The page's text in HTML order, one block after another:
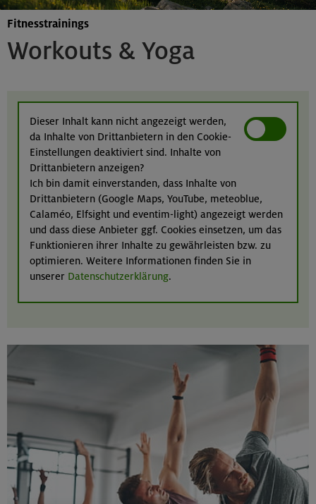
Workouts & Yoga
Fitnesstrainings
Dieser Inhalt kann nicht angezeigt werden,
da Inhalte von Drittanbietern in den Cookie-
Einstellungen deaktiviert sind. Inhalte von
Drittanbietern anzeigen?
Ich bin damit einverstanden, dass Inhalte von
Drittanbietern (Google Maps, YouTube, meteoblue,
Calaméo, Elfsight und eventim-light) angezeigt werden
und dass diese Anbieter ggf. Cookies einsetzen, um das
Funktionieren ihrer Inhalte zu gewährleisten bzw. zu
optimieren. Weitere Informationen finden Sie in
unserer Datenschutzerklärung.